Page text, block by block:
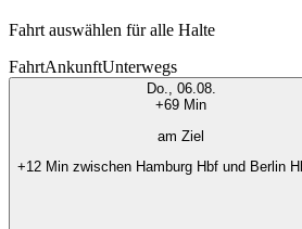
Fahrt auswählen für alle Halte
FahrtAnkunftUnterwegs
Do., 06.08.
+69 Min
am Ziel
+12 Min zwischen Hamburg Hbf und Berlin